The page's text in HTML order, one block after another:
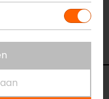
staan onze
met advies.